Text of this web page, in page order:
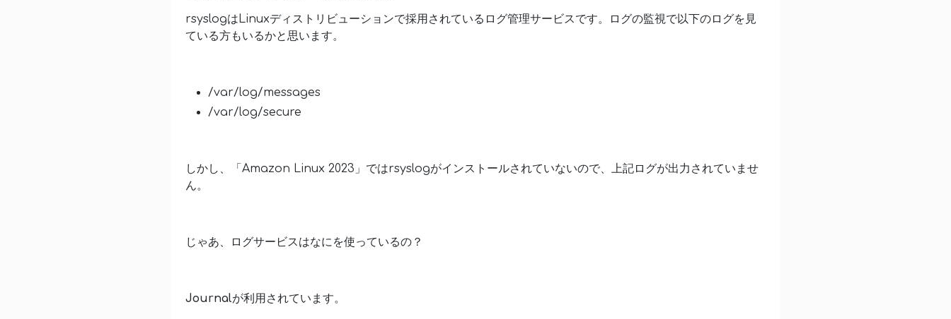
rsyslogはLinuxディストリビューションで採用されているログ管理サービスです。ログの監視で以下のログを見
ている方もいるかと思います。
/var/log/messages
/var/log/secure
しかし、「Amazon Linux 2023」ではrsyslogがインストールされていないので、上記ログが出力されていませ
ん。
じゃあ、ログサービスはなにを使っているの？
Journalが利用されています。